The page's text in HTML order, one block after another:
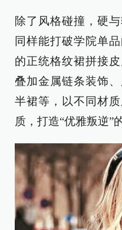
除了风格碰撞，硬
同样能打破学院单
的正统格纹裙拼接
叠加金属链条装饰
半裙等，以不同材
质，打造“优雅叛逆”